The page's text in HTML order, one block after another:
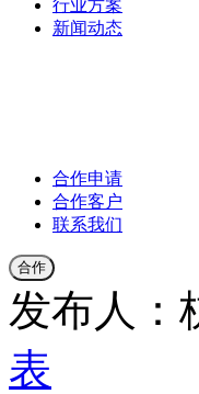
行业方案
新闻动态
合作申请
合作客户
联系我们
合作
发布人：
表